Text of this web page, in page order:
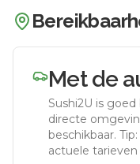
Met de
Sushi2U is goed
directe
beschikbaar.
actuele tarieven